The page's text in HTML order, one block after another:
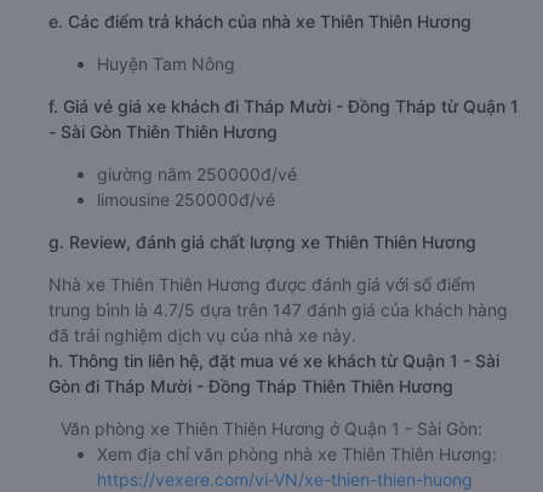
e. Các điểm trả khách của nhà xe Thiên Thiên Hương
Huyện Tam Nông
f. Giá vé giá xe khách đi Tháp Mười - Đồng Tháp từ Quận 1
- Sài Gòn Thiên Thiên Hương
giường nằm 250000đ/vé
limousine 250000đ/vé
g. Review, đánh giá chất lượng xe Thiên Thiên Hương
Nhà xe Thiên Thiên Hương được đánh giá với số điểm
trung bình là 4.7/5 dựa trên 147 đánh giá của khách hàng
đã trải nghiệm dịch vụ của nhà xe này.
h. Thông tin liên hệ, đặt mua vé xe khách từ Quận 1 - Sài
Gòn đi Tháp Mười - Đồng Tháp Thiên Thiên Hương
Văn phòng xe Thiên Thiên Hương ở Quận 1 - Sài Gòn:
Xem địa chỉ văn phòng nhà xe Thiên Thiên Hương:
https://vexere.com/vi-VN/xe-thien-thien-huong